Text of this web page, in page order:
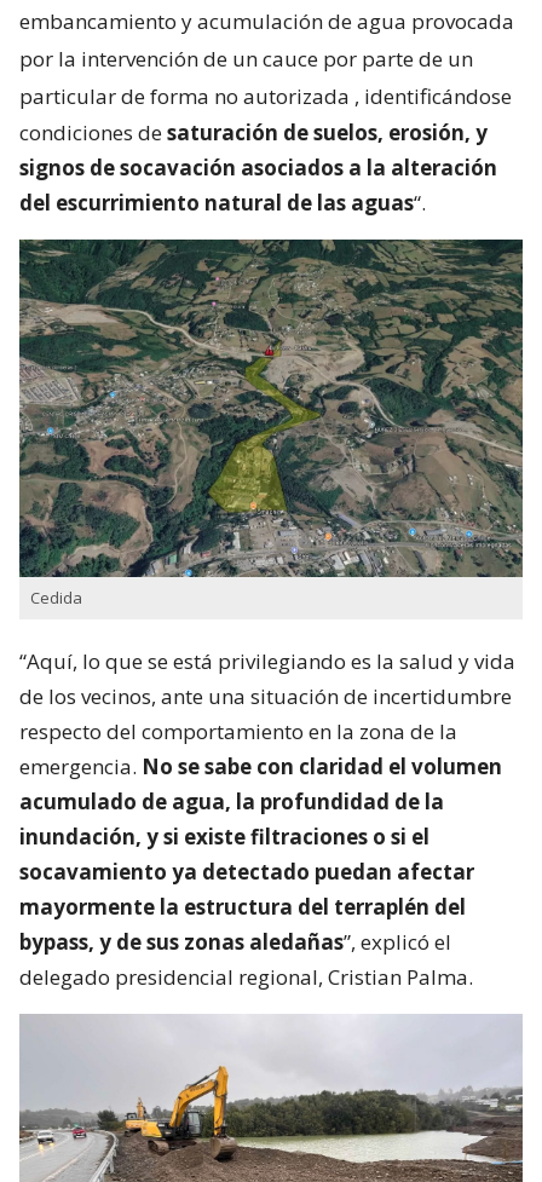
embancamiento y acumulación de agua provocada
por la intervención de un cauce por parte de un
particular de forma no autorizada , identificándose
condiciones desaturación de suelos, erosión, y
signos de socavación asociados a la alteración
del escurrimiento natural de las aguas“.
Cedida
“Aquí, lo que se está privilegiando es la salud y vida
de los vecinos, ante una situación de incertidumbre
respecto del comportamiento en la zona de la
emergencia. No se sabe con claridad el volumen
acumulado de agua, la profundidad de la
inundación, y si existe filtraciones o si el
socavamiento ya detectado puedan afectar
mayormente la estructura del terraplén del
bypass, y de sus zonas aledañas”, explicó el
delegado presidencial regional, Cristian Palma.